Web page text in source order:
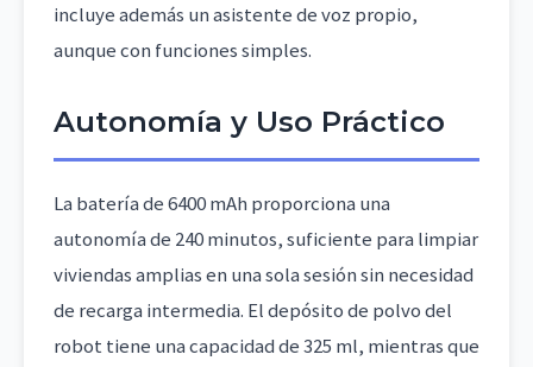
incluye además un asistente de voz propio,
aunque con funciones simples.
Autonomía y Uso Práctico
La batería de 6400 mAh proporciona una
autonomía de 240 minutos, suficiente para limpiar
viviendas amplias en una sola sesión sin necesidad
de recarga intermedia. El depósito de polvo del
robot tiene una capacidad de 325 ml, mientras que